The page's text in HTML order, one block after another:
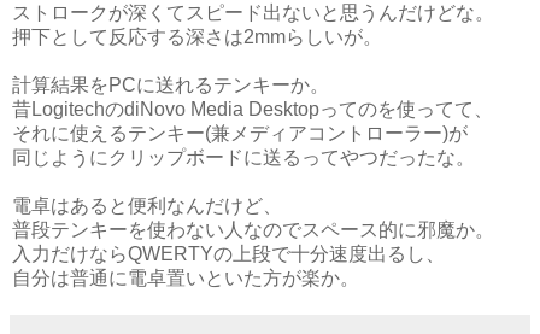
ストロークが深くてスピード出ないと思うんだけどな。
押下として反応する深さは2mmらしいが。
計算結果をPCに送れるテンキーか。
昔LogitechのdiNovo Media Desktopってのを使ってて、
それに使えるテンキー(兼メディアコントローラー)が
同じようにクリップボードに送るってやつだったな。
電卓はあると便利なんだけど、
普段テンキーを使わない人なのでスペース的に邪魔か。
入力だけならQWERTYの上段で十分速度出るし、
自分は普通に電卓置いといた方が楽か。